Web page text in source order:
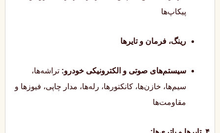
پیکاپ‌ها
رینگ، فرمان و تایرها
سیستم‌های صوتی و الکترونیکی خودرو: تراشه‌ها،
سیم‌ها، خازن‌ها، کانکتورها، رله‌ها، مدار چاپی، فیوزها و
مقاومت‌ها